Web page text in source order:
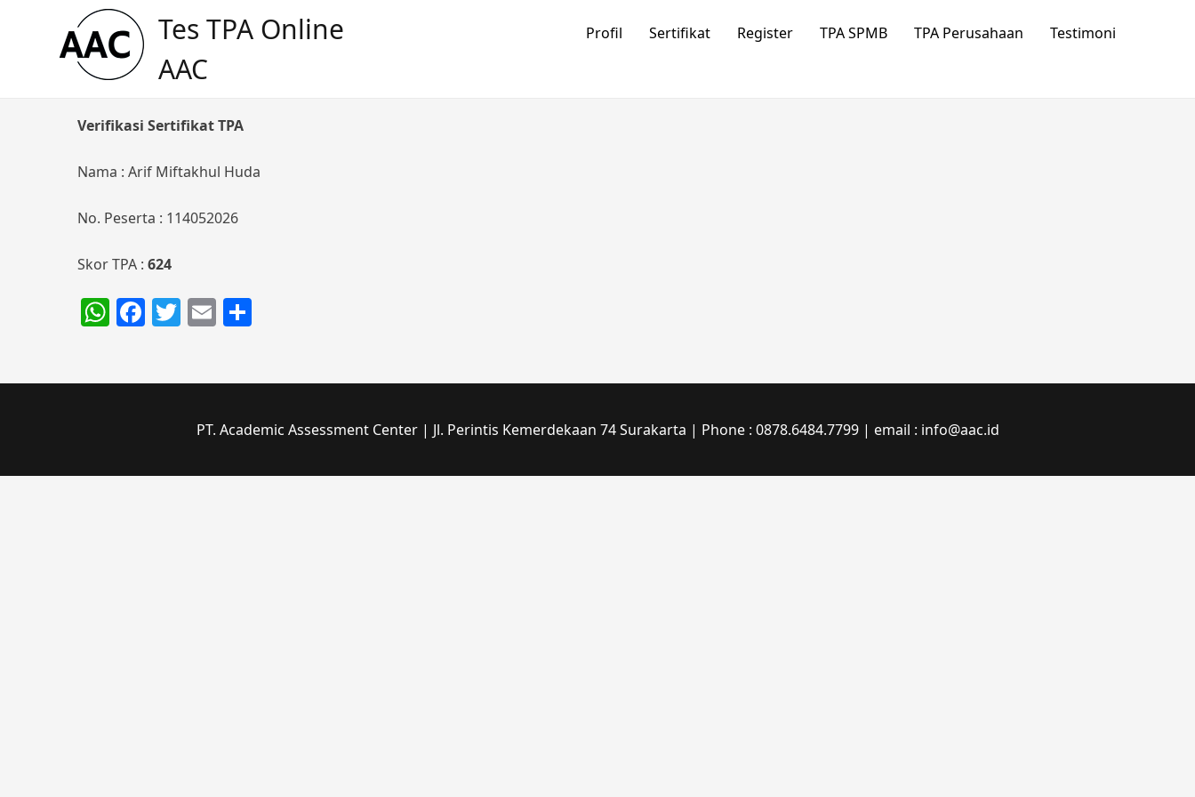
Tes TPA Online
AAC
Profil Sertifikat Register TPA SPMB TPA Perusahaan Testimoni
Verifikasi Sertifikat TPA
Nama : Arif Miftakhul Huda
No. Peserta : 114052026
Skor TPA : 624
WhatsApp
Facebook
Twitter
Email
PT. Academic Assessment Center | Jl. Perintis Kemerdekaan 74 Surakarta | Phone : 0878.6484.7799 | email : info@aac.id